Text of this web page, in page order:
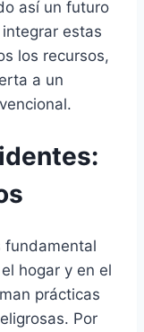
así un futuro
estas
los recursos,
a un
fundamental
hogar y en el
prácticas
Por